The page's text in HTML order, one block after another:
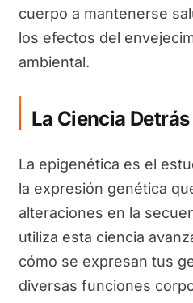
cuerpo a mantenerse
los efectos del
ambiental.
La Ciencia
La epigenética es el
la expresión genética
alteraciones en la
utiliza esta ciencia
cómo se expresan tus
diversas funciones